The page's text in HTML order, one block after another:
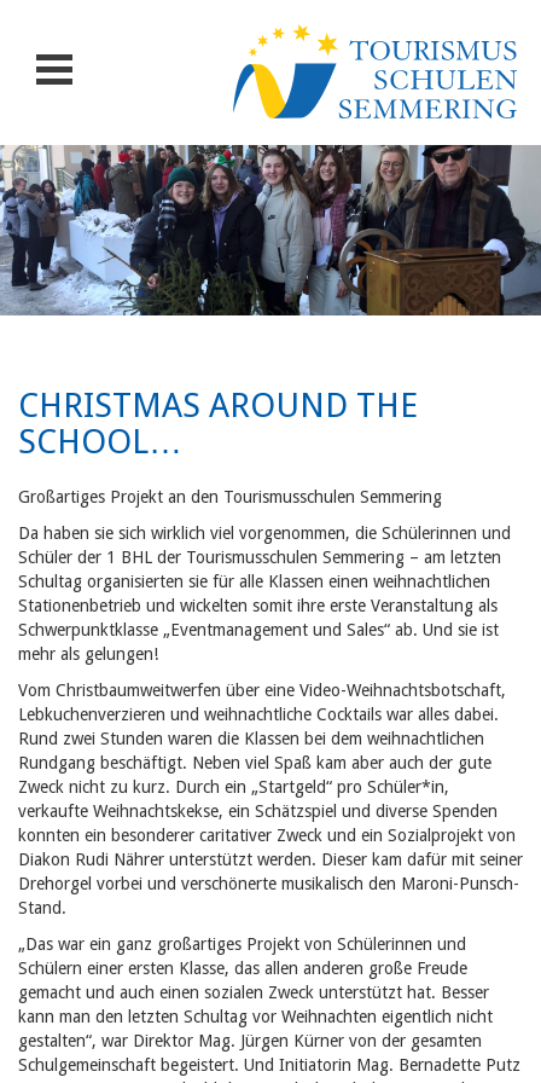
CHRISTMAS AROUND THE
SCHOOL…
Großartiges Projekt an den Tourismusschulen Semmering
Da haben sie sich wirklich viel vorgenommen, die Schülerinnen und
Schüler der 1 BHL der Tourismusschulen Semmering – am letzten
Schultag organisierten sie für alle Klassen einen weihnachtlichen
Stationenbetrieb und wickelten somit ihre erste Veranstaltung als
Schwerpunktklasse „Eventmanagement und Sales“ ab. Und sie ist
mehr als gelungen!
Vom Christbaumweitwerfen über eine Video-Weihnachtsbotschaft,
Lebkuchenverzieren und weihnachtliche Cocktails war alles dabei.
Rund zwei Stunden waren die Klassen bei dem weihnachtlichen
Rundgang beschäftigt. Neben viel Spaß kam aber auch der gute
Zweck nicht zu kurz. Durch ein „Startgeld“ pro Schüler*in,
verkaufte Weihnachtskekse, ein Schätzspiel und diverse Spenden
konnten ein besonderer caritativer Zweck und ein Sozialprojekt von
Diakon Rudi Nährer unterstützt werden. Dieser kam dafür mit seiner
Drehorgel vorbei und verschönerte musikalisch den Maroni-Punsch-
Stand.
„Das war ein ganz großartiges Projekt von Schülerinnen und
Schülern einer ersten Klasse, das allen anderen große Freude
gemacht und auch einen sozialen Zweck unterstützt hat. Besser
kann man den letzten Schultag vor Weihnachten eigentlich nicht
gestalten“, war Direktor Mag. Jürgen Kürner von der gesamten
Schulgemeinschaft begeistert. Und Initiatorin Mag. Bernadette Putz